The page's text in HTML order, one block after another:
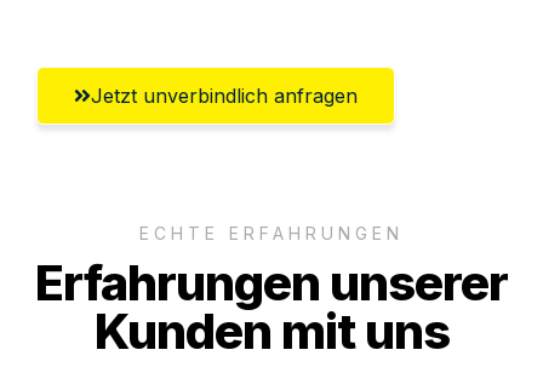
Jetzt unverbindlich anfragen
ECHTE ERFAHRUNGEN
Erfahrungen unserer
Kunden mit uns